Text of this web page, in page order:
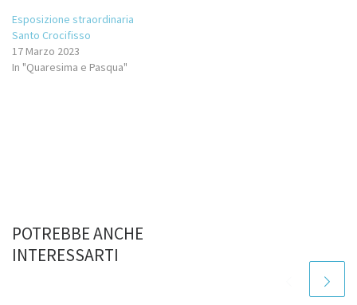
Esposizione straordinaria
Santo Crocifisso
17 Marzo 2023
In "Quaresima e Pasqua"
POTREBBE ANCHE
INTERESSARTI